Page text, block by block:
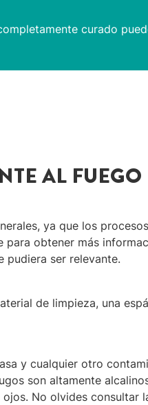
curado
AL FUEGO
ya que los
obtener más
pudiera ser relevante.
de limpieza, una
y cualquier otro
son altamente
No olvides consultar